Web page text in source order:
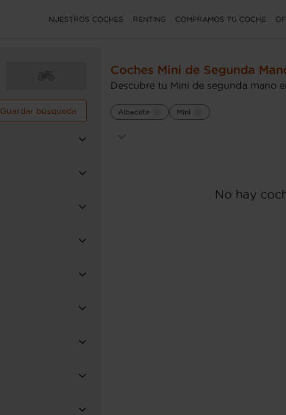
NUESTROS COCHES RENTING COMPRAMOS TU COCHE
Guardar búsqueda
Coches Mini de Segunda
Descubre tu Mini de segunda mano
Albacete Mini
No hay